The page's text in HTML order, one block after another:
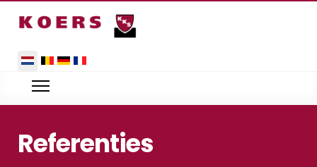
Selecteer de taal
Referenties